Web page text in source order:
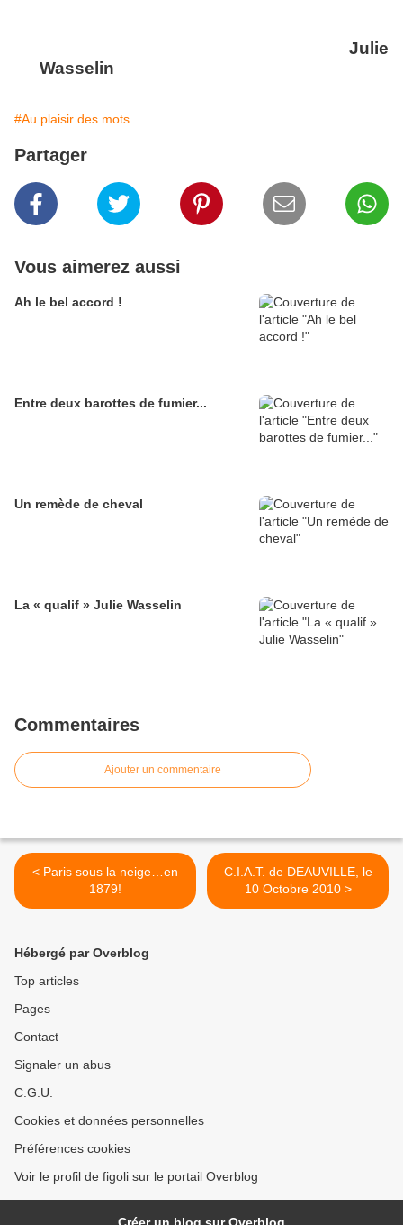
Julie
Wasselin
#Au plaisir des mots
Partager
Vous aimerez aussi
Ah le bel accord !
Entre deux barottes de fumier...
Un remède de cheval
La « qualif » Julie Wasselin
Commentaires
Ajouter un commentaire
< Paris sous la neige…en
1879!
C.I.A.T. de DEAUVILLE, le
10 Octobre 2010 >
Hébergé par Overblog
Top articles
Pages
Contact
Signaler un abus
C.G.U.
Cookies et données personnelles
Préférences cookies
Voir le profil de figoli sur le portail Overblog